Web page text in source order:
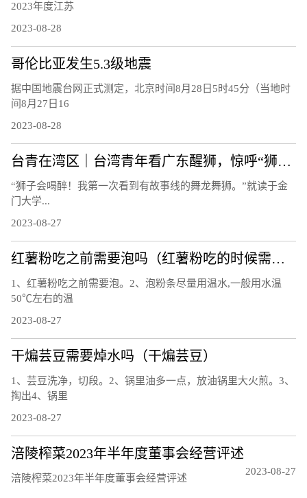
2023年度江苏
2023-08-28
哥伦比亚发生5.3级地震
据中国地震台网正式测定，北京时间8月28日5时45分（当地时
间8月27日16
2023-08-28
台青在湾区｜台湾青年看广东醒狮，惊呼“狮子会喝醉！”
“狮子会喝醉！我第一次看到有故事线的舞龙舞狮。”就读于金
门大学...
2023-08-27
红薯粉吃之前需要泡吗（红薯粉吃的时候需要泡吗）
1、红薯粉吃之前需要泡。2、泡粉条尽量用温水,一般用水温
50℃左右的温
2023-08-27
干煸芸豆需要焯水吗（干煸芸豆）
1、芸豆洗净，切段。2、锅里油多一点，放油锅里大火煎。3、
掏出4、锅里
2023-08-27
涪陵榨菜2023年半年度董事会经营评述
涪陵榨菜2023年半年度董事会经营评述
2023-08-27